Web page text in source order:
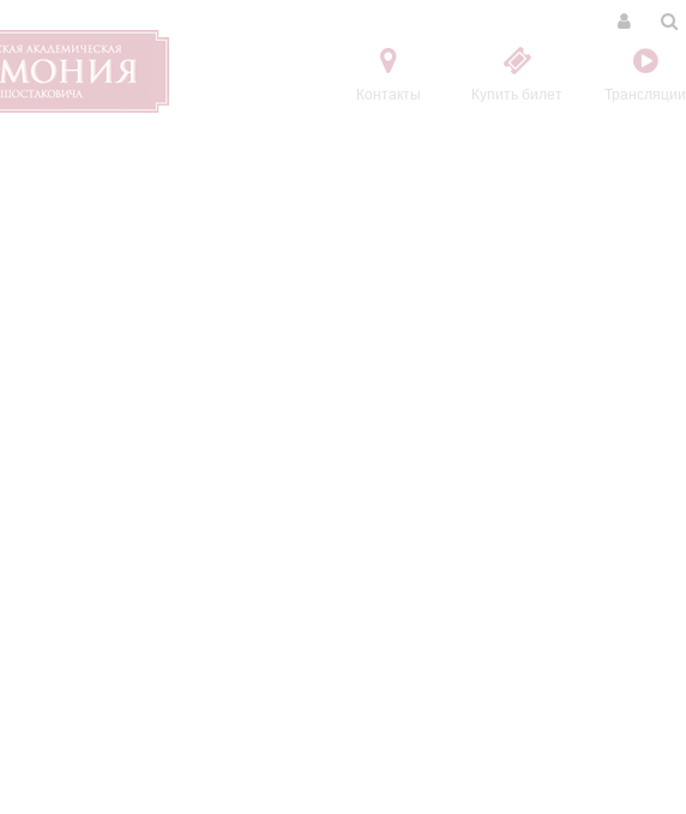
Контакты Купить билет Трансляции